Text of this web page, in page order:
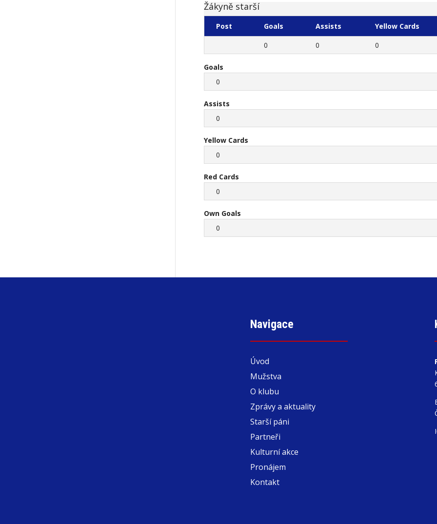
Žákyně starší
Post Goals Assists Yellow Cards
0 0 0
Goals
0
Assists
0
Yellow Cards
0
Red Cards
0
Own Goals
0
Navigace
Úvod
Mužstva
O klubu
Zprávy a aktuality
Starší páni
Partneři
Kulturní akce
Pronájem
Kontakt